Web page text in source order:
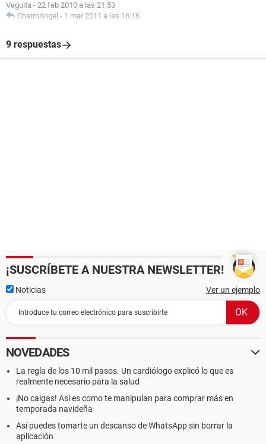
Veguita - 22 feb 2010 a las 21:53
CharmAngel - 1 mar 2011 a las 16:16
9 respuestas
¡SUSCRÍBETE A NUESTRA NEWSLETTER!
Noticias Ver un ejemplo
NOVEDADES
La regla de los 10 mil pasos. Un cardiólogo explicó lo que es
realmente necesario para la salud
¡No caigas! Así es como te manipulan para comprar más en
temporada navideña
Así puedes tomarte un descanso de WhatsApp sin borrar la
aplicación